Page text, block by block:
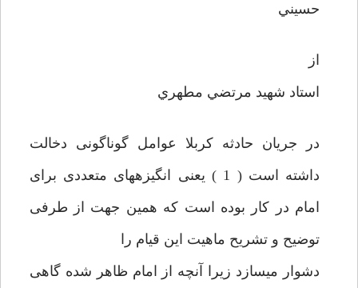
حسيني
از
استاد شهيد مرتضي مطهري
در جريان حادثه كربلا عوامل گوناگونی دخالت
داشته است ( 1 ) يعنی‏ انگيزه‏های متعددی برای
امام در كار بوده است كه همين جهت از طرفی
توضيح‏ و تشريح ماهيت اين قيام را
دشوار می‏سازد زيرا آنچه از امام ظاهر شده‏ گاهی